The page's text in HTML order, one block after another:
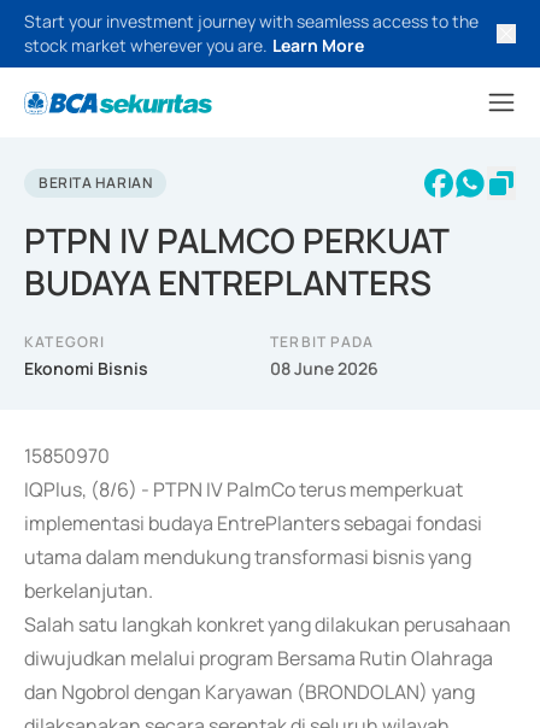
Start your investment journey with seamless access to the
stock market wherever you are. Learn More
BERITA HARIAN
PTPN IV PALMCO PERKUAT
BUDAYA ENTREPLANTERS
KATEGORI
Ekonomi Bisnis
TERBIT PADA
08 June 2026
15850970
IQPlus, (8/6) - PTPN IV PalmCo terus memperkuat
implementasi budaya EntrePlanters sebagai fondasi
utama dalam mendukung transformasi bisnis yang
berkelanjutan.
Salah satu langkah konkret yang dilakukan perusahaan
diwujudkan melalui program Bersama Rutin Olahraga
dan Ngobrol dengan Karyawan (BRONDOLAN) yang